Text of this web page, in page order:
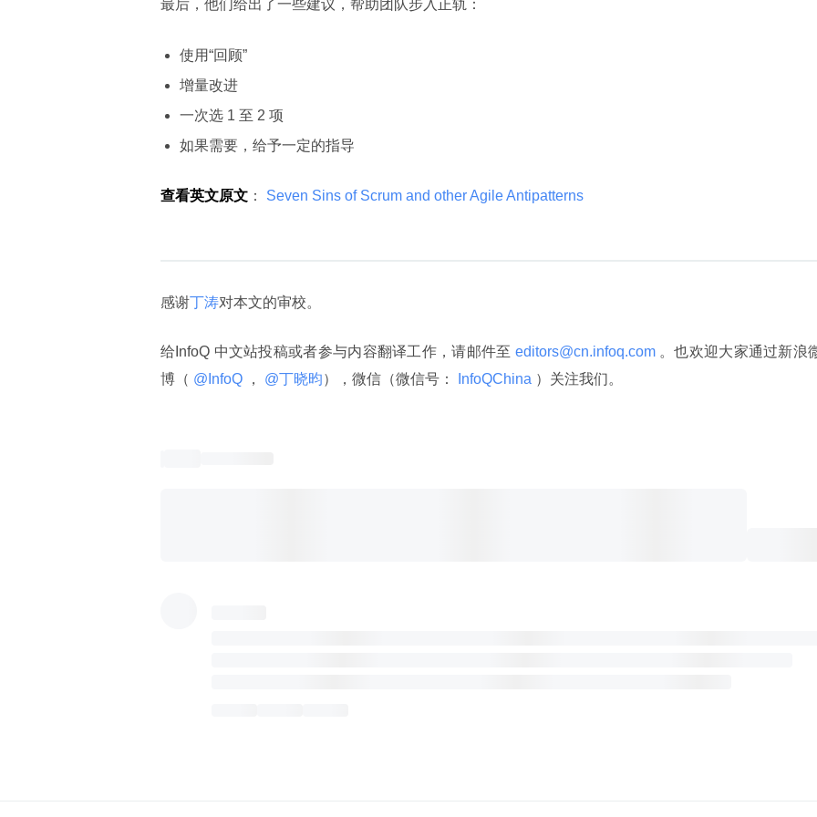
最后，他们给出了一些建议，帮助团队步入正轨：
使用“回顾”
增量改进
一次选 1 至 2 项
如果需要，给予一定的指导
查看英文原文 ： Seven Sins of Scrum and other Agile Antipatterns
感谢丁涛对本文的审校。
给InfoQ 中文站投稿或者参与内容翻译工作，请邮件至 editors@cn.infoq.com 。也欢迎大家通过新浪
博（ @InfoQ ， @丁晓昀），微信（微信号： InfoQChina ）关注我们。